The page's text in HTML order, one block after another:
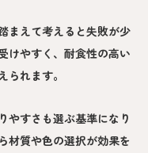
まえて考えると失敗が少
けやすく、耐食性の高い
れます。
やすさも選ぶ基準になり
材質や色の選択が効果を